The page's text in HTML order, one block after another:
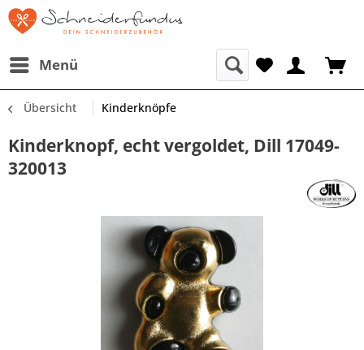
Menü
Übersicht Kinderknöpfe
Kinderknopf, echt vergoldet, Dill 17049-
320013